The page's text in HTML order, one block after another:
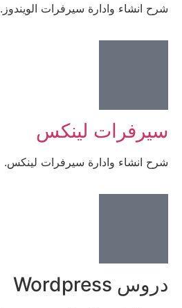
شرح انشاء وادارة سيرفرات الويندوز.
سيرفرات لينكس
شرح انشاء وادارة سيرفرات لينكس.
دروس Wordpress